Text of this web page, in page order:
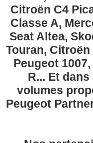
Citroën C4
Classe A,
Seat Altea,
Touran,
Peugeot
R... Et
volumes
Peugeot